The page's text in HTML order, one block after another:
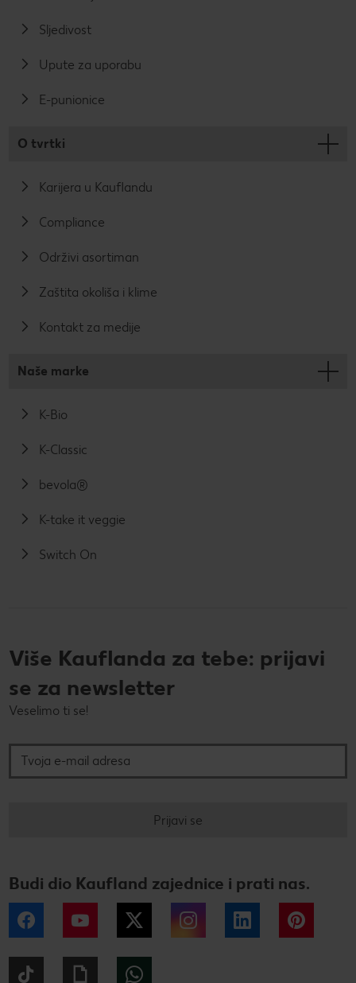
Sljedivost
Upute za uporabu
E-punionice
O tvrtki
Karijera u Kauflandu
Compliance
Održivi asortiman
Zaštita okoliša i klime
Kontakt za medije
Naše marke
K-Bio
K-Classic
bevola®
K-take it veggie
Switch On
Više Kauflanda za tebe: prijavi
se za newsletter
Veselimo ti se!
Prijavi se
Budi dio Kaufland zajednice i prati nas.
Facebook YouTube Twitter Instagram LinkedIn
Giphy